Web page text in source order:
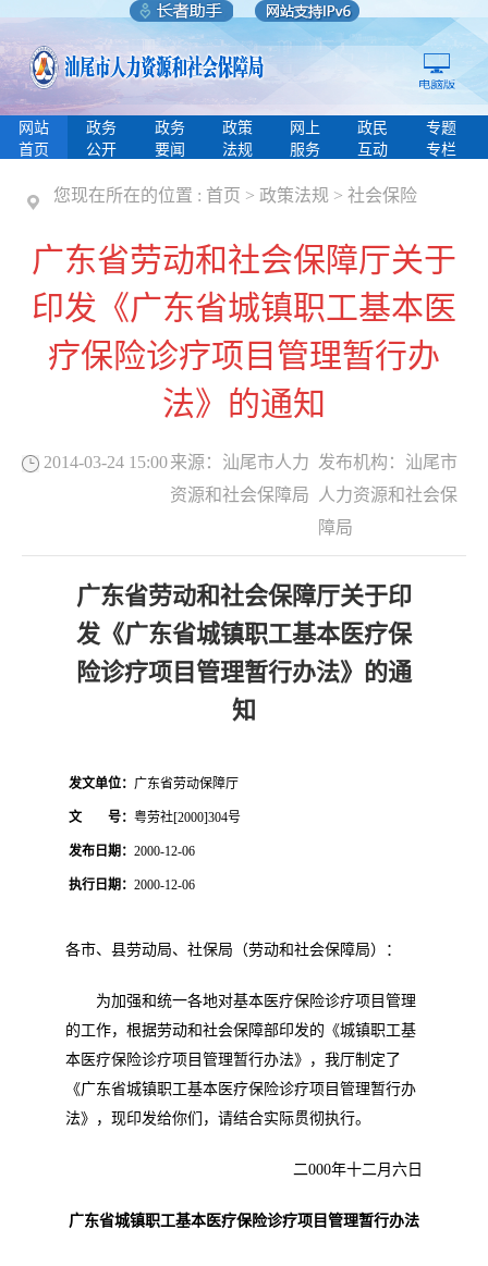
网站
首页
政务
公开
政务
要闻
政策
法规
网上
服务
政民
互动
专题
专栏
您现在所在的位置 : 首页 > 政策法规 > 社会保险
广东省劳动和社会保障厅关于
印发《广东省城镇职工基本医
疗保险诊疗项目管理暂行办
法》的通知
2014-03-24 15:00来源： 汕尾市人力
资源和社会保障局
发布机构： 汕尾市
人力资源和社会保
障局
广东省劳动和社会保障厅关于印
发《广东省城镇职工基本医疗保
险诊疗项目管理暂行办法》的通
知
发文单位： 广东省劳动保障厅
文 号： 粤劳社[2000]304号
发布日期： 2000-12-06
执行日期： 2000-12-06
各市、县劳动局、社保局（劳动和社会保障局）：
为加强和统一各地对基本医疗保险诊疗项目管理
的工作，根据劳动和社会保障部印发的《城镇职工基
本医疗保险诊疗项目管理暂行办法》，我厅制定了
《广东省城镇职工基本医疗保险诊疗项目管理暂行办
法》，现印发给你们，请结合实际贯彻执行。
二000年十二月六日
广东省城镇职工基本医疗保险诊疗项目管理暂行办法